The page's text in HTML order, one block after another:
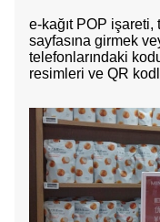
e-kağıt POP işareti,
sayfasına girmek
telefonlarındaki
resimleri ve QR